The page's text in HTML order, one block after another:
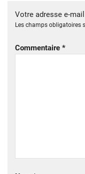
Votre adresse e-
Les champs obligatoires
Commentaire *